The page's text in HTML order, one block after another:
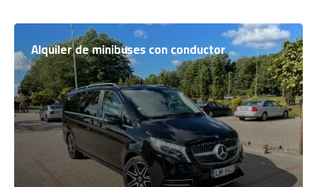
Alquiler de minibuses con conductor